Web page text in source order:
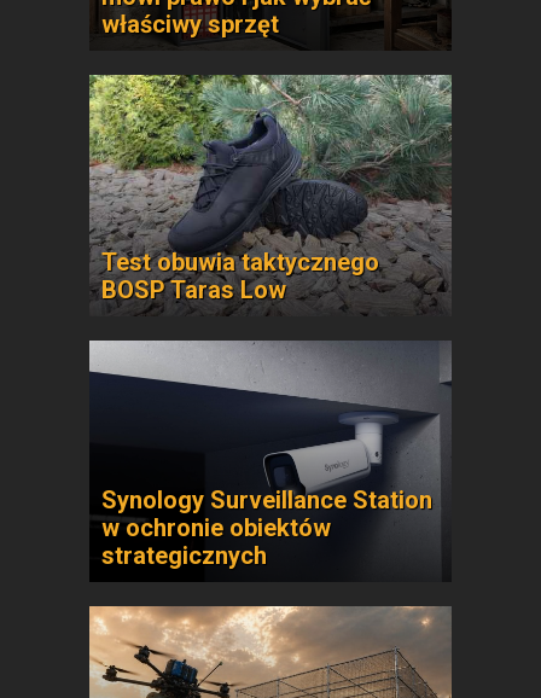
właściwy sprzęt
Test obuwia taktycznego
BOSP Taras Low
Synology Surveillance Station
w ochronie obiektów
strategicznych